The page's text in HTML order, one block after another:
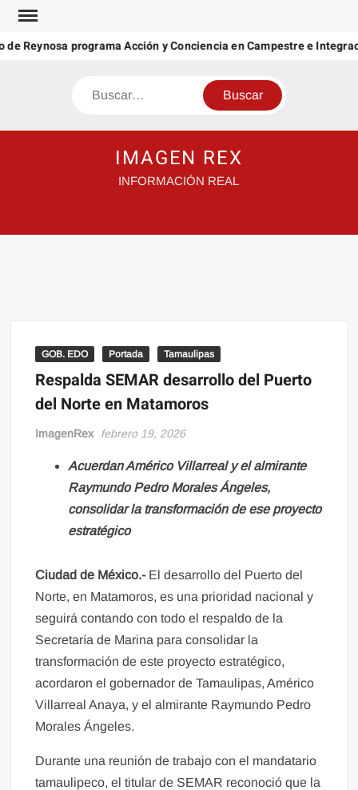
Saltar
contenido
Reynosa programa Acción y Conciencia en Campestre e
Buscar
IMAGEN REX
INFORMACIÓN REAL
GOB. EDO Portada Tamaulipas
Respalda SEMAR desarrollo del Puerto
del Norte en Matamoros
ImagenRex febrero 19, 2026
Acuerdan Américo Villarreal y el almirante
Raymundo Pedro Morales Ángeles,
consolidar la transformación de ese proyecto
estratégico
Ciudad de México.-El desarrollo del Puerto del
Norte, en Matamoros, es una prioridad nacional y
seguirá contando con todo el respaldo de la
Secretaría de Marina para consolidar la
transformación de este proyecto estratégico,
acordaron el gobernador de Tamaulipas, Américo
Villarreal Anaya, y el almirante Raymundo Pedro
Morales Ángeles.
Durante una reunión de trabajo con el mandatario
tamaulipeco, el titular de SEMAR reconoció que la